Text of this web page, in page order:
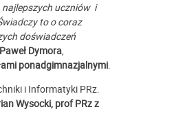
najlepszych uczniów i
to o coraz
doświadczeń
Dymora,
ponadgimnazjalnymi.
i Informatyki PRz.
Wysocki, prof PRz z